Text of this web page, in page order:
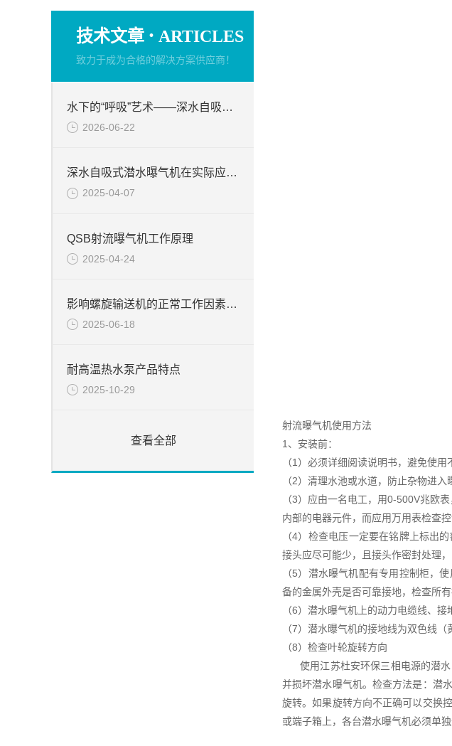
技术文章 · ARTICLES
致力于成为合格的解决方案供应商！
水下的“呼吸”艺术——深水自吸式潜水曝气机的技术原理与核心优势
2026-06-22
深水自吸式潜水曝气机在实际应用场景中的性能优势
2025-04-07
QSB射流曝气机工作原理
2025-04-24
影响螺旋输送机的正常工作因素分析
2025-06-18
耐高温热水泵产品特点
2025-10-29
查看全部
射流曝气机使用方法
1、安装前：
（1）必须详细阅读说明书，避免使
（2）清理水池或水道，防止杂物进入
（3）应由一名电工，用0-500V兆欧
内部的电器元件，而应用万用表检查控
（4）检查电压一定要在铭牌上标出
接头应尽可能少，且接头作密封处理
（5）潜水曝气机配有专用控制柜，
备的金属外壳是否可靠接地，检查所
（6）潜水曝气机上的动力电缆线、
（7）潜水曝气机的接地线为双色线
（8）检查叶轮旋转方向
使用江苏杜安环保三相电源的潜水
并损坏潜水曝气机。检查方法是：潜
旋转。如果旋转方向不正确可以交换
或端子箱上，各台潜水曝气机必须单独